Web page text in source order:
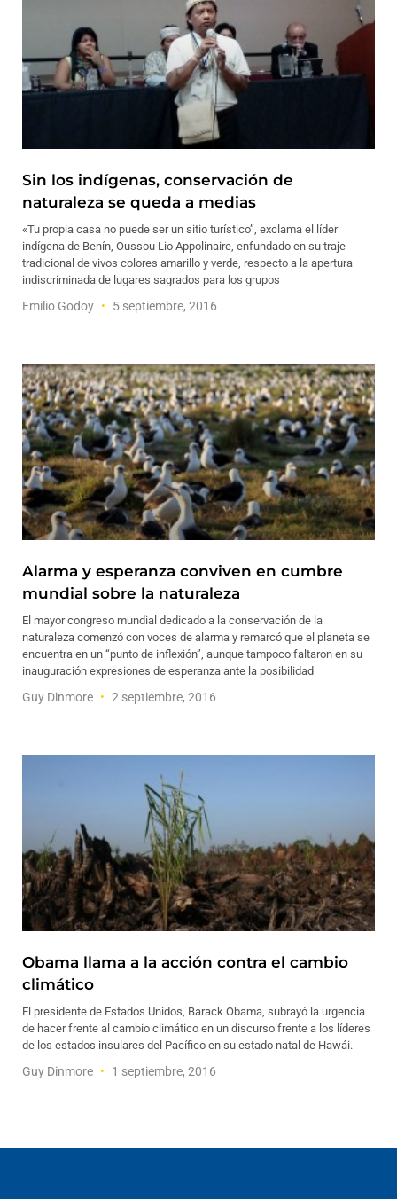
Sin los indígenas, conservación de
naturaleza se queda a medias
«Tu propia casa no puede ser un sitio turístico”, exclama el líder
indígena de Benín, Oussou Lio Appolinaire, enfundado en su traje
tradicional de vivos colores amarillo y verde, respecto a la apertura
indiscriminada de lugares sagrados para los grupos
Emilio Godoy 5 septiembre, 2016
Alarma y esperanza conviven en cumbre
mundial sobre la naturaleza
El mayor congreso mundial dedicado a la conservación de la
naturaleza comenzó con voces de alarma y remarcó que el planeta se
encuentra en un “punto de inflexión”, aunque tampoco faltaron en su
inauguración expresiones de esperanza ante la posibilidad
Guy Dinmore 2 septiembre, 2016
Obama llama a la acción contra el cambio
climático
El presidente de Estados Unidos, Barack Obama, subrayó la urgencia
de hacer frente al cambio climático en un discurso frente a los líderes
de los estados insulares del Pacífico en su estado natal de Hawái.
Guy Dinmore 1 septiembre, 2016